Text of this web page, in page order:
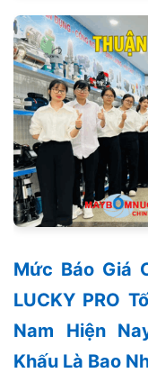
Mức Báo Giá
LUCKY PRO
Nam Hiện
Khấu Là Bao